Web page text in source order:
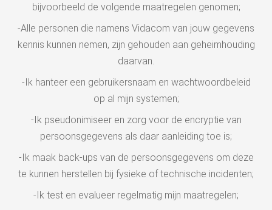
bijvoorbeeld de volgende maatregelen genomen;
-Alle personen die namens Vidacom van jouw gegevens
kennis kunnen nemen, zijn gehouden aan geheimhouding
daarvan.
-Ik hanteer een gebruikersnaam en wachtwoordbeleid
op al mijn systemen;
-Ik pseudonimiseer en zorg voor de encryptie van
persoonsgegevens als daar aanleiding toe is;
-Ik maak back-ups van de persoonsgegevens om deze
te kunnen herstellen bij fysieke of technische incidenten;
-Ik test en evalueer regelmatig mijn maatregelen;